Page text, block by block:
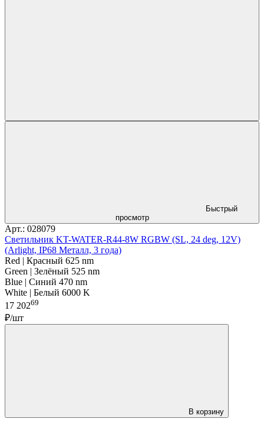
Быстрый
просмотр
Арт.: 028079
Светильник KT-WATER-R44-8W RGBW (SL, 24 deg, 12V)
(Arlight, IP68 Металл, 3 года)
Red | Красный 625 nm
Green | Зелёный 525 nm
Blue | Синий 470 nm
White | Белый 6000 K
17 20269
₽/шт
В корзину